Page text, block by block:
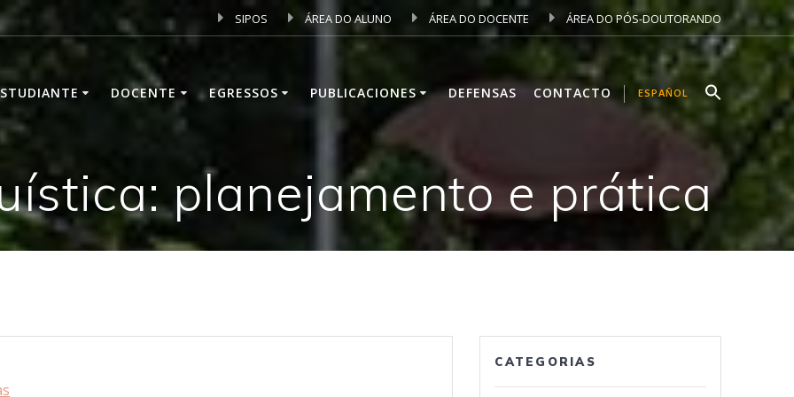
SIPOS ÁREA DO ALUNO ÁREA DO DOCENTE ÁREA DO PÓS-DOUTORANDO
DOCENTE EGRESSOS PUBLICACIONES DEFENSAS CONTACTO ESPAÑOL
planejamento e prática
CATEGORIAS